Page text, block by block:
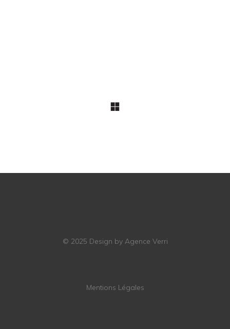
© 2025 Design by Agence Verri
Mentions Légales